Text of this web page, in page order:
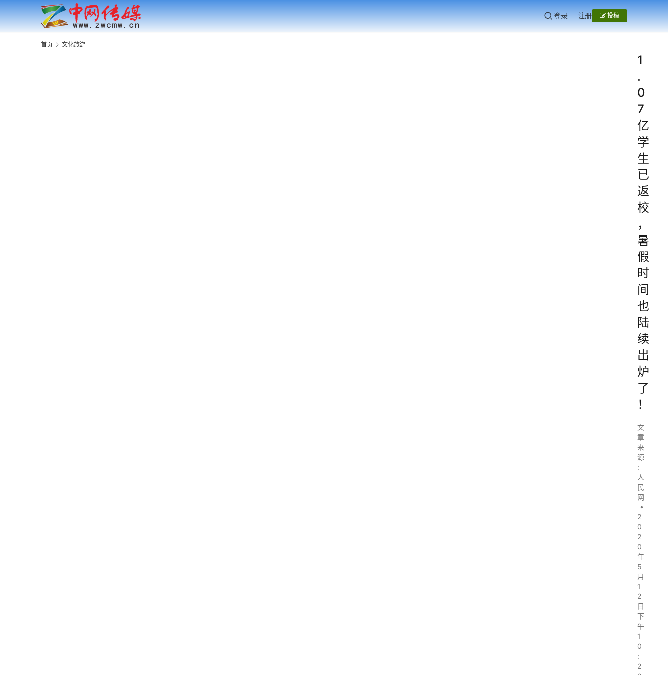
登录 注册 投稿
首页 文化旅游
1
.
0
7
亿
学
生
已
返
校
，
暑
假
时
间
也
陆
续
出
炉
了
！
文
章
来
源
:
人
民
网
•
2
0
2
0
年
5
月
1
2
日
下
午
1
0
:
2